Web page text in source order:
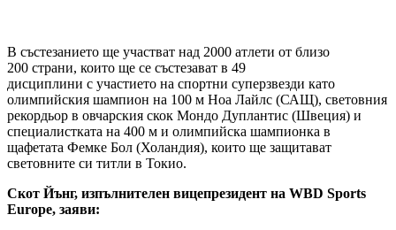
В състезанието ще участват над 2000 атлети от близо
200 страни, които ще се състезават в 49
дисциплини с участието на спортни суперзвезди като
олимпийския шампион на 100 м Ноа Лайлс (САЩ), световния
рекордьор в овчарския скок Мондо Дуплантис (Швеция) и
специалистката на 400 м и олимпийска шампионка в
щафетата Фемке Бол (Холандия), които ще защитават
световните си титли в Токио.
Скот Йънг, изпълнителен вицепрезидент на WBD Sports
Europe, заяви: